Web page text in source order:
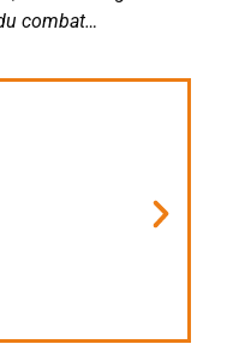
combat…